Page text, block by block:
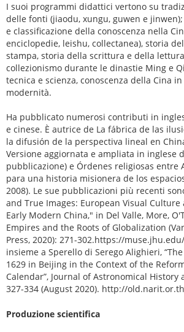
I suoi programmi didattici vertono su
delle fonti (jiaodu, xungu, guwen e
e classificazione della conoscenza nella
enciclopedie, leishu, collectanea), storia
stampa, storia della scrittura e della
collezionismo durante le dinastie Ming e
tecnica e scienza, conoscenza della Cina
modernità.
Ha pubblicato numerosi contributi in
e cinese. È autrice de La fábrica de las
la difusión de la perspectiva lineal en
Versione aggiornata e ampliata in inglese
pubblicazione) e Órdenes religiosas entre
para una historia misionera de los
2008). Le sue pubblicazioni più recenti
and True Images: European Visual
Early Modern China," in Del Valle, More,
Empires and the Roots of Globalization
Press, 2020): 271-302.https://
insieme a Sperello di Serego Alighieri,
1629 in Beijing in the Context of the
Calendar”, Journal of Astronomical History
327-334 (August 2020). http://
Produzione scientifica